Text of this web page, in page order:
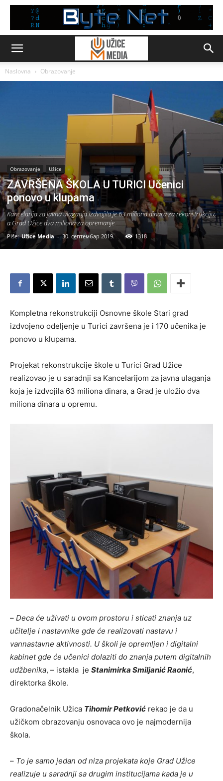
Naslovna Obrazovanje
Obrazovanje Užice
ZAVRŠENA ŠKOLA U TURICI Učenici
ponovo u klupama
Kancelarija za javna ulaganja izdvojila je 63 miliona dinara za rekonstrukciju,
a Grad Užice dva miliona za opremanje.
Piše: Užice Media - 30. септембар 2019. 1318
Kompletna rekonstrukciji Osnovne škole Stari grad
izdvojeno odeljenje u Turici završena je i 170 učenika je
ponovo u klupama.
Projekat rekonstrukcije škole u Turici Grad Užice
realizovao je u saradnji sa Kancelarijom za javna ulaganja
koja je izdvojila 63 miliona dinara, a Grad je uložio dva
miliona dinara u opremu.
– Deca će uživati u ovom prostoru i sticati znanja uz
učitelje i nastavnike gde će realizovati nastavu i
vannastavne aktivnosti. U školi je opremljen i digitalni
kabinet gde će učenici dolaziti do znanja putem digitalnih
udžbenika, – istakla je Stanimirka Smiljanić Raonić,
direktorka škole.
Gradonačelnik Užica Tihomir Petković rekao je da u
užičkom obrazovanju osnovaca ovo je najmodernija
škola.
– To je samo jedan od niza projekata koje Grad Užice
realizuje u saradnji sa drugim institucijama kada je u